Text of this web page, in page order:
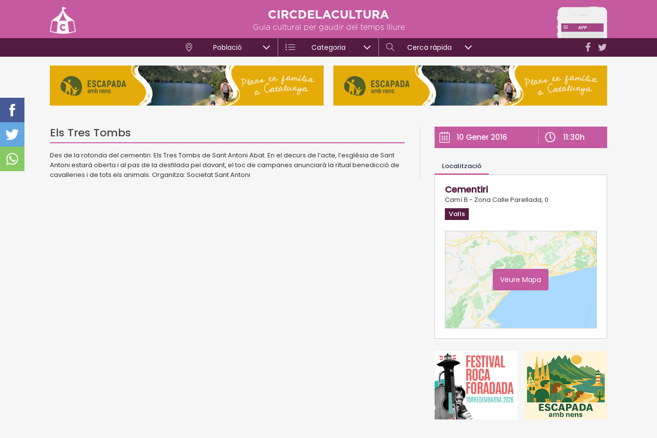
CIRCDELACULTURA
Guia cultural per gaudir del temps lliure
Població Categoria Cerca ràpida
Els Tres Tombs
Des de la rotonda del cementiri. Els Tres Tombs de Sant Antoni Abat. En el decurs de l’acte, l’església de Sant
Antoni estarà oberta i al pas de la desfilada pel davant, el toc de campanes anunciarà la ritual benedicció de
cavalleries i de tots els animals. Organitza: Societat Sant Antoni
10 Gener 2016 11:30h
Localització
Cementiri
Camí B - Zona Calle Parellada, 0
Valls
Veure Mapa